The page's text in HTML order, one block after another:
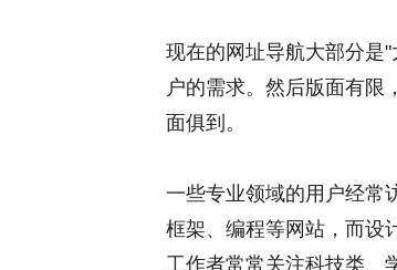
现在的网址导航大部分是
户的需求。然后版面有限
面俱到。
一些专业领域的用户经常
框架、编程等网站，而设
工作者常常关注科技类、